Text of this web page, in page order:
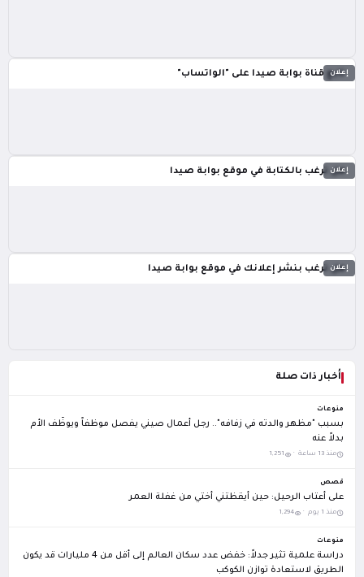
إعلان
تابع قناة بوابة صيدا على "الواتساب"
إعلان
هل ترغب بالكتابة في موقع بوابة صيدا
إعلان
هل ترغب بنشر إعلانك في موقع بوابة صيدا
أخبار ذات صلة
منوعات
بسبب "مظهر والدته في زفافه".. رجل أعمال صيني يفصل موظفاً ويوظّف الأم
بدلاً عنه
منذ 13 ساعة · 1,251
قصص
على أعتاب الرحيل: حين أيقظتني أختي من غفلة العمر
منذ 1 يوم · 1,294
منوعات
دراسة علمية تثير جدلاً: خفض عدد سكان العالم إلى أقل من 4 مليارات قد يكون
الطريق لاستعادة توازن الكوكب